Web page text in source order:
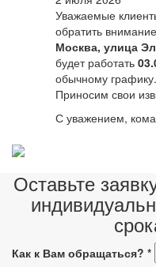
Уважаемые
обратить
Москва, улица
будет работать
обычному графику.
Приносим свои
С уважением,
Оставьте
Как к Вам обращаться? *